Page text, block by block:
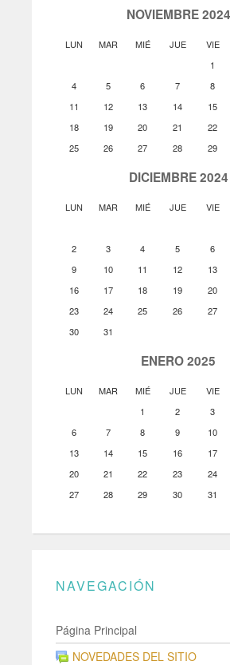
NOVIEMBRE 2024
LUN MAR MIÉ JUE VIE
1
4
5 6 7 8
11
12 13 14 15
18
19 20 21 22
25
26 27 28 29
DICIEMBRE 2024
LUN MAR MIÉ JUE VIE
2
3 4 5 6
9
10 11 12 13
16
17 18 19 20
23
24 25 26 27
30
31
ENERO 2025
LUN MAR MIÉ JUE VIE
1
2 3
6
7 8 9 10
13
14 15 16 17
20
21 22 23 24
27
28 29 30 31
NAVEGACIÓN
Página Principal
NOVEDADES DEL SITIO